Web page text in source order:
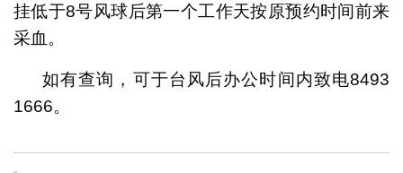
挂低于8号风球后第一个工作天按原预约时间前来
采血。
如有查询，可于台风后办公时间内致电8493
1666。